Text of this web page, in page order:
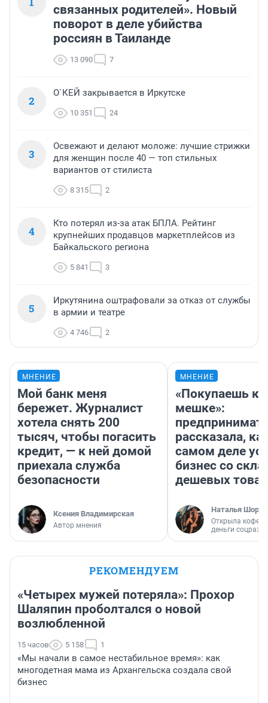
связанных родителей». Новый
поворот в деле убийства
россиян в Таиланде
13 090 7
2
О`КЕЙ закрывается в Иркутске
10 351 24
3
Освежают и делают моложе: лучшие стрижки
для женщин после 40 — топ стильных
вариантов от стилиста
8 315 2
4
Кто потерял из-за атак БПЛА. Рейтинг
крупнейших продавцов маркетплейсов из
Байкальского региона
5 841 3
5
Иркутянина оштрафовали за отказ от службы
в армии и театре
4 746 2
МНЕНИЕ
Мой банк меня
бережет. Журналист
хотела снять 200
тысяч, чтобы погасить
кредит, — к ней домой
приехала служба
безопасности
Ксения Владимирская
Автор мнения
МНЕНИЕ
«Покупаешь
мешке»:
рассказала,
самом деле
бизнес со
дешевых
Наталья
Открыла
деньги
РЕКОМЕНДУЕМ
«Четырех мужей потеряла»: Прохор
Шаляпин проболтался о новой
возлюбленной
15 часов 5 158 1
«Мы начали в самое нестабильное время»: как
многодетная мама из Архангельска создала свой
бизнес